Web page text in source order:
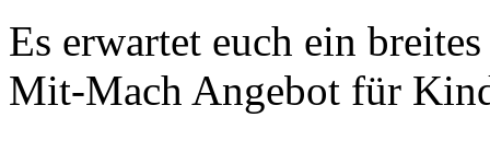
Es erwartet euch ein
Mit-Mach Angebot für